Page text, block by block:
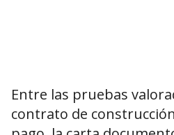
Entre las pruebas
contrato de